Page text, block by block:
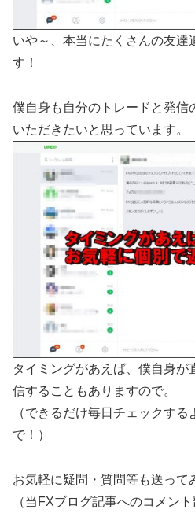
いや～、本当にたくさんの友達
す！
僕自身も自分のトレードと発信
いただきたいと思っています。
タイミングがあえば、僕自身が
信することもありますので。
（できるだけ毎日チェックす
で！）
お気軽に疑問・質問等も送って
（当FXブログ記事へのコメン